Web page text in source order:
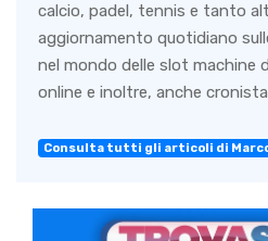
calcio, padel, tennis e tanto
aggiornamento quotidiano
nel mondo delle slot machine
online e inoltre, anche
Consulta tutti gli articoli di Marco